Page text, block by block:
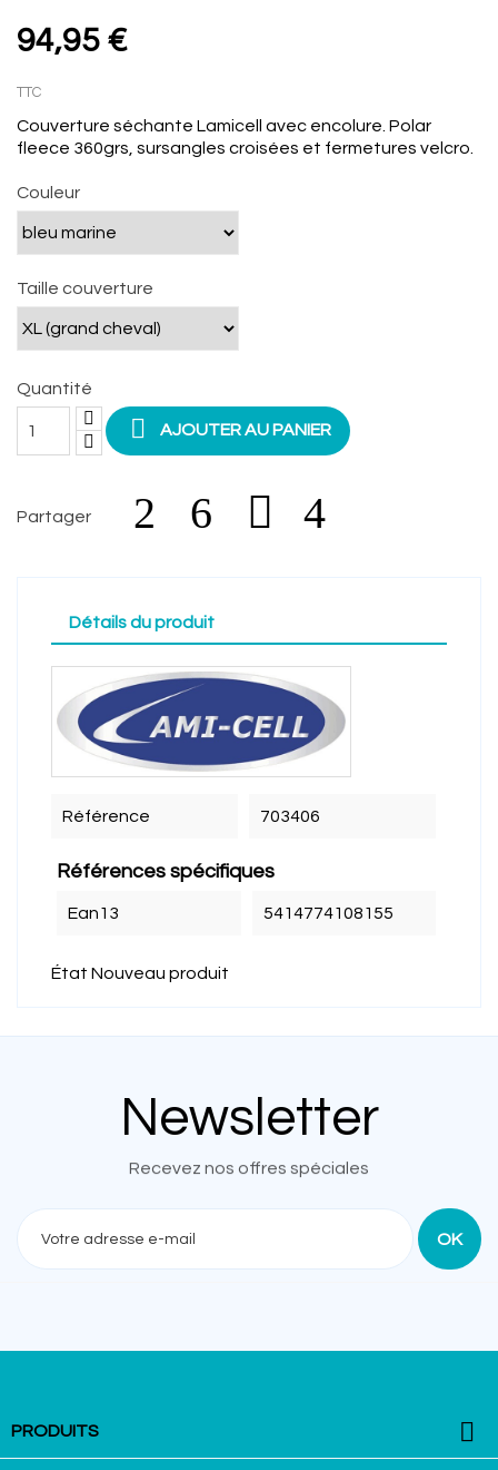
94,95 €
TTC
Couverture séchante Lamicell avec encolure. Polar
fleece 360grs, sursangles croisées et fermetures velcro.
Couleur
Taille couverture
Quantité
 AJOUTER AU PANIER
Partager
Détails du produit
Référence 703406
Références spécifiques
Ean13 5414774108155
État Nouveau produit
Newsletter
Recevez nos offres spéciales
PRODUITS 